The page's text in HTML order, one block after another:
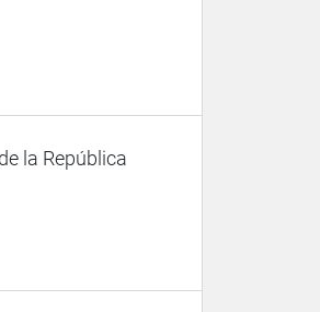
la República